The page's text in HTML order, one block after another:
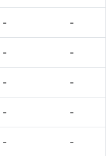
- -
- -
- -
- -
- -